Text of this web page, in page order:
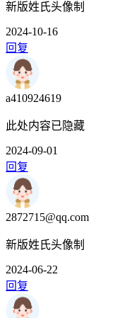
新版姓氏头像制
2024-10-16
回复
a410924619
此处内容已隐藏
2024-09-01
回复
2872715@qq.com
新版姓氏头像制
2024-06-22
回复